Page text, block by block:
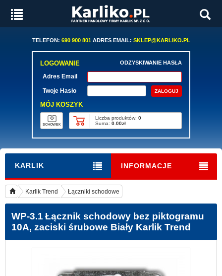
TELEFON: 690 900 801ADRES EMAIL: SKLEP@KARLIKO.PL
LOGOWANIE ODZYSKIWANIE HASŁA
Adres Email
Twoje Hasło
MÓJ KOSZYK
SCHOWEK
Liczba produktów: 0
Suma: 0.00zł
KARLIK INFORMACJE
Karlik Trend Łączniki schodowe
WP-3.1 Łącznik schodowy bez piktogramu
10A, zaciski śrubowe Biały Karlik Trend